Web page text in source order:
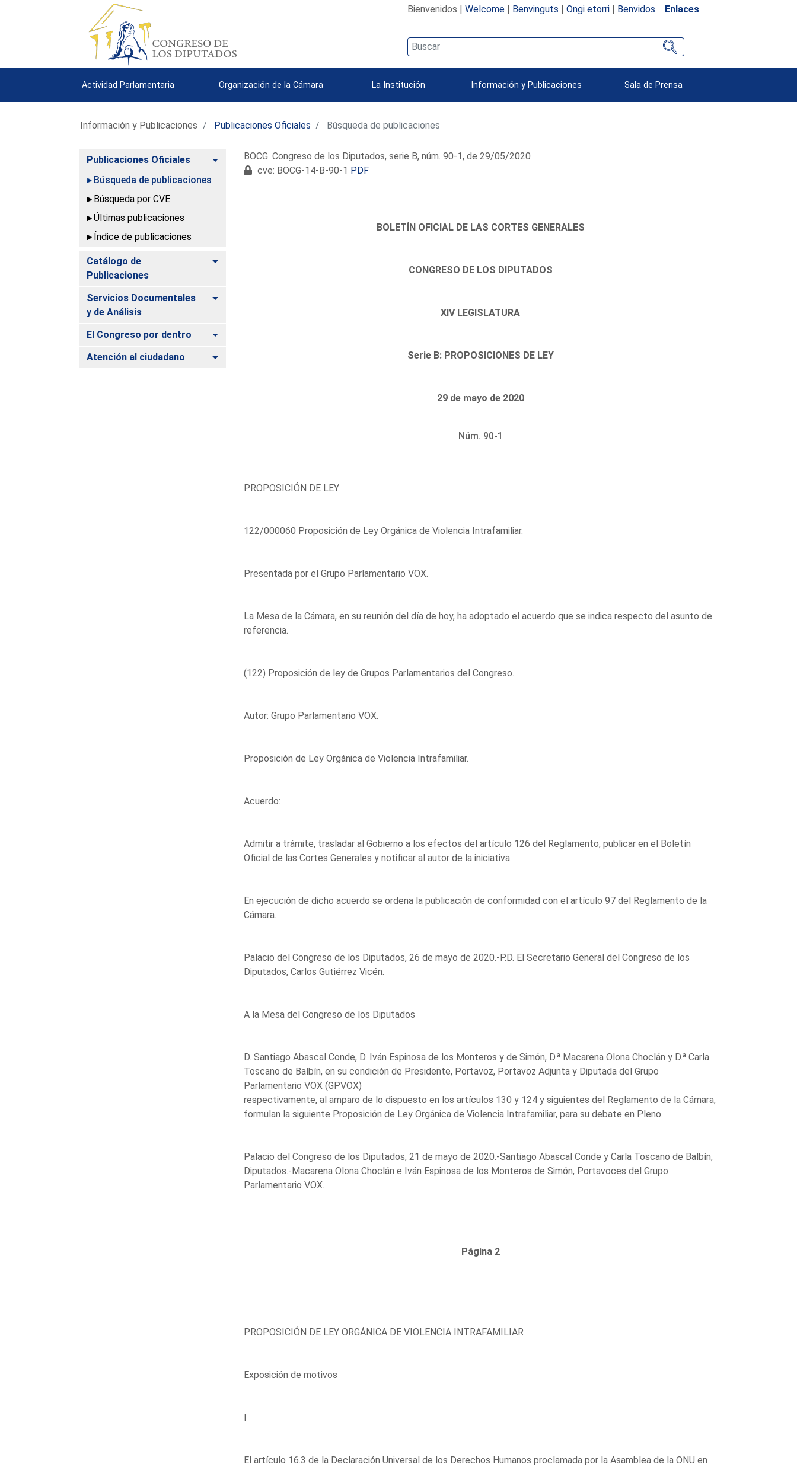
Bienvenidos | Welcome| Benvinguts | Ongi etorri| Benvidos Enlaces
Actividad Parlamentaria Organización de la Cámara La Institución Información y Publicaciones Sala de Prensa
Información y Publicaciones Publicaciones Oficiales Búsqueda de publicaciones
Publicaciones Oficiales
Alternar
Búsqueda de publicaciones
Búsqueda por CVE
Últimas publicaciones
Índice de publicaciones
Catálogo de
Publicaciones
Alternar
Servicios Documentales
y de Análisis
Alternar
El Congreso por dentro Alternar
Atención al ciudadano Alternar
BOCG. Congreso de los Diputados, serie B, núm. 90-1, de 29/05/2020
cve: BOCG-14-B-90-1 PDF
BOLETÍN OFICIAL DE LAS CORTES GENERALES
CONGRESO DE LOS DIPUTADOS
XIV LEGISLATURA
Serie B: PROPOSICIONES DE LEY
29 de mayo de 2020
Núm. 90-1
PROPOSICIÓN DE LEY
122/000060 Proposición de Ley Orgánica de Violencia Intrafamiliar.
Presentada por el Grupo Parlamentario VOX.
La Mesa de la Cámara, en su reunión del día de hoy, ha adoptado el acuerdo que se indica respecto del asunto de
referencia.
(122) Proposición de ley de Grupos Parlamentarios del Congreso.
Autor: Grupo Parlamentario VOX.
Proposición de Ley Orgánica de Violencia Intrafamiliar.
Acuerdo:
Admitir a trámite, trasladar al Gobierno a los efectos del artículo 126 del Reglamento, publicar en el Boletín
Oficial de las Cortes Generales y notificar al autor de la iniciativa.
En ejecución de dicho acuerdo se ordena la publicación de conformidad con el artículo 97 del Reglamento de la
Cámara.
Palacio del Congreso de los Diputados, 26 de mayo de 2020.-P.D. El Secretario General del Congreso de los
Diputados, Carlos Gutiérrez Vicén.
A la Mesa del Congreso de los Diputados
D. Santiago Abascal Conde, D. Iván Espinosa de los Monteros y de Simón, D.ª Macarena Olona Choclán y D.ª Carla
Toscano de Balbín, en su condición de Presidente, Portavoz, Portavoz Adjunta y Diputada del Grupo
Parlamentario VOX (GPVOX)
respectivamente, al amparo de lo dispuesto en los artículos 130 y 124 y siguientes del Reglamento de la Cámara,
formulan la siguiente Proposición de Ley Orgánica de Violencia Intrafamiliar, para su debate en Pleno.
Palacio del Congreso de los Diputados, 21 de mayo de 2020.-Santiago Abascal Conde y Carla Toscano de Balbín,
Diputados.-Macarena Olona Choclán e Iván Espinosa de los Monteros de Simón, Portavoces del Grupo
Parlamentario VOX.
Página 2
PROPOSICIÓN DE LEY ORGÁNICA DE VIOLENCIA INTRAFAMILIAR
Exposición de motivos
I
El artículo 16.3 de la Declaración Universal de los Derechos Humanos proclamada por la Asamblea de la ONU en